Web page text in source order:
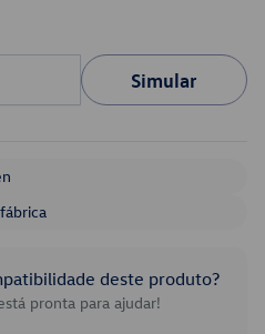
Simular
deste produto?
pronta para ajudar!